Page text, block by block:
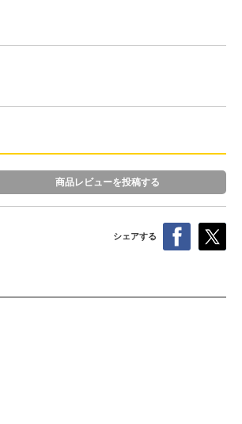
商品レビューを投稿する
シェアする